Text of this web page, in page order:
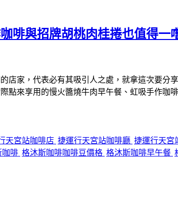
啡與招牌胡桃肉桂捲也值得一
店家，代表必有其吸引人之處，就拿這次要分
點來享用的慢火醬燒牛肉早午餐、虹吸手作咖
天宮站咖啡店 捷運行天宮站咖啡廳 捷運行天宮
咖啡 格沐斯咖啡咖啡豆價格 格沐斯咖啡早午餐